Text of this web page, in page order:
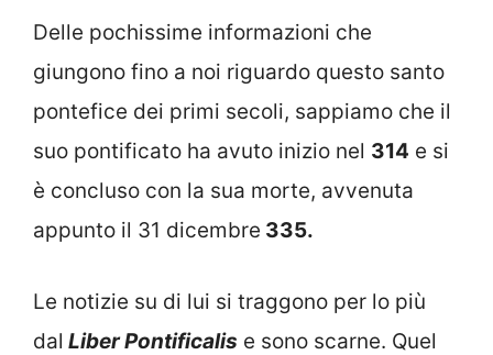
Delle pochissime informazioni che
giungono fino a noi riguardo questo santo
pontefice dei primi secoli, sappiamo che il
suo pontificato ha avuto inizio nel 314 e si
è concluso con la sua morte, avvenuta
appunto il 31 dicembre 335.
Le notizie su di lui si traggono per lo più
dal Liber Pontificalis e sono scarne. Quel